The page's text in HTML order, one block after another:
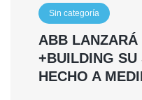
Sin categoría
ABB LANZARÁ
+BUILDING SU
HECHO A